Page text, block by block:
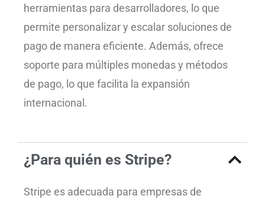
herramientas para desarrolladores, lo que
permite personalizar y escalar soluciones de
pago de manera eficiente. Además, ofrece
soporte para múltiples monedas y métodos
de pago, lo que facilita la expansión
internacional.
¿Para quién es Stripe?
Stripe es adecuada para empresas de